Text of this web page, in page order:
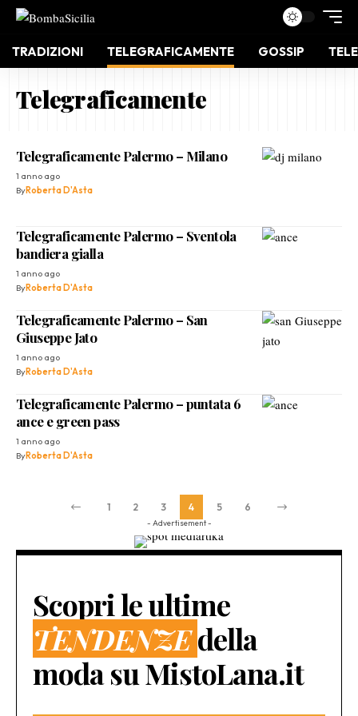
TRADIZIONI TELEGRAFICAMENTE GOSSIP
Telegraficamente
Telegraficamente Palermo – Milano
1 anno ago
ByRoberta D'Asta
Telegraficamente Palermo – Sventola
bandiera gialla
1 anno ago
ByRoberta D'Asta
Telegraficamente Palermo – San
Giuseppe Jato
1 anno ago
ByRoberta D'Asta
Telegraficamente Palermo – puntata 6
ance e green pass
1 anno ago
ByRoberta D'Asta
1 2 3 4 5 6
- Advertisement -
Scopri le ultime
TENDENZEdella
moda su MistoLana.it